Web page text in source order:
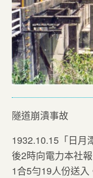
隧道崩潰事故
1932.10.15「日月
後2時向電力本社
1合5勻19人份送